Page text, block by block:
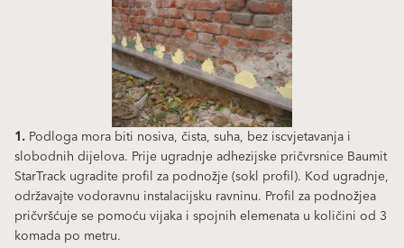
1. Podloga mora biti nosiva, čista, suha, bez iscvjetavanja i
slobodnih dijelova. Prije ugradnje adhezijske pričvrsnice Baumit
StarTrack ugradite profil za podnožje (sokl profil). Kod ugradnje,
održavajte vodoravnu instalacijsku ravninu. Profil za podnožjea
pričvršćuje se pomoću vijaka i spojnih elemenata u količini od 3
komada po metru.